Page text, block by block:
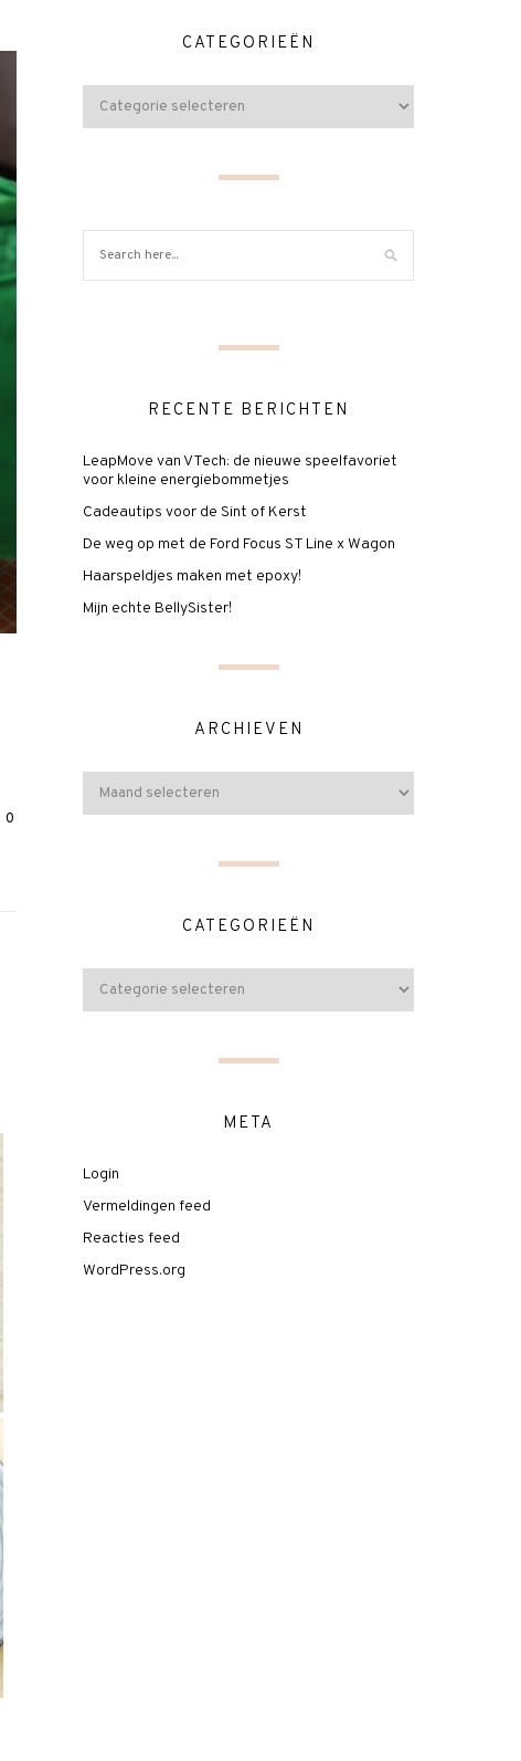
0
CATEGORIEËN
RECENTE BERICHTEN
LeapMove van VTech: de nieuwe speelfavoriet
voor kleine energiebommetjes
Cadeautips voor de Sint of Kerst
De weg op met de Ford Focus ST Line x Wagon
Haarspeldjes maken met epoxy!
Mijn echte BellySister!
ARCHIEVEN
CATEGORIEËN
META
Login
Vermeldingen feed
Reacties feed
WordPress.org